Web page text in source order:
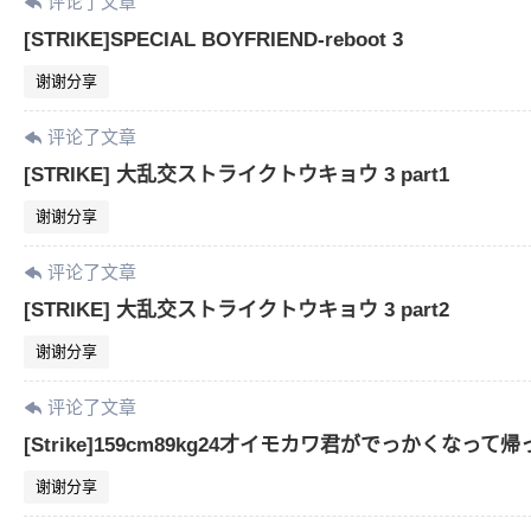
[STRIKE]SPECIAL BOYFRIEND-reboot 3
谢谢分享
评论了文章
[STRIKE] 大乱交ストライクトウキョウ 3 part1
谢谢分享
评论了文章
[STRIKE] 大乱交ストライクトウキョウ 3 part2
谢谢分享
评论了文章
[Strike]159cm89kg24才イモカワ君がでっかくなって帰
谢谢分享